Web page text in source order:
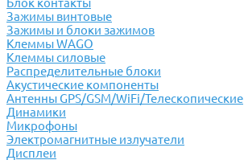
Блок контакты
Зажимы винтовые
Зажимы и блоки зажимов
Клеммы WAGO
Клеммы силовые
Распределительные блоки
Акустические компоненты
Антенны GPS/GSM/WiFi/Телескопические
Динамики
Микрофоны
Электромагнитные излучатели
Дисплеи